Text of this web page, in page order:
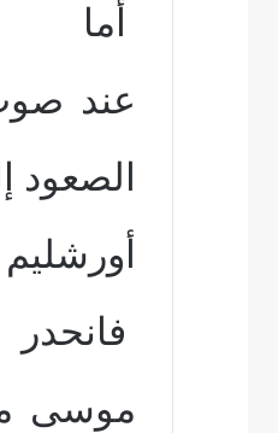
أما
عند
الصعود
فانحدر
موسى